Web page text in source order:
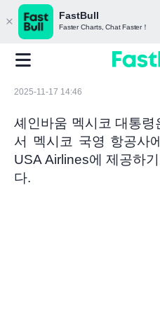
FastBull
Faster Charts, Chat Faster！
2025-11-17 14:46
셰인바움 멕시코 대통령
서 멕시코 국영 항공사
USA Airlines에 제공하
다.